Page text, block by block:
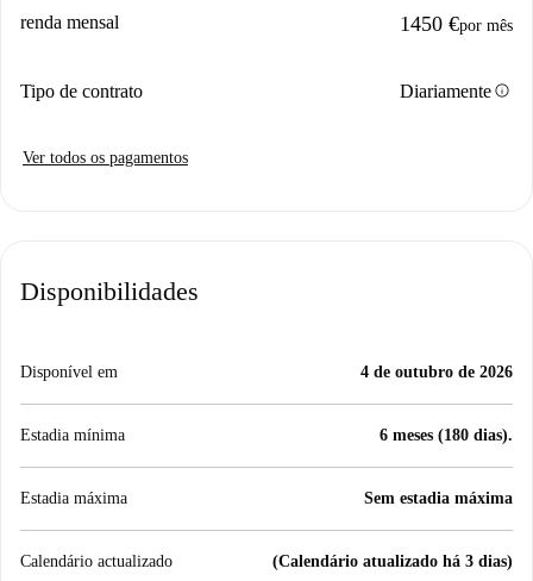
renda mensal 1450 €por mês
Tipo de contrato Diariamenteinfo
Ver todos os pagamentos
Disponibilidades
Disponível em 4 de outubro de 2026
Estadia mínima 6 meses (180 dias).
Estadia máxima Sem estadia máxima
Calendário actualizado (Calendário atualizado há 3 dias)